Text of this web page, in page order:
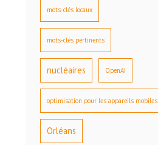
mots-clés locaux
mots-clés pertinents
nucléaires OpenAI
optimisation pour les appareils mobiles
Orléans